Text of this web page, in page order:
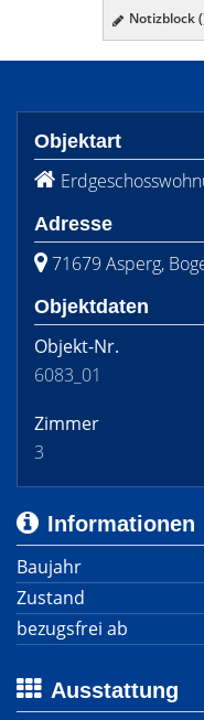
Notizblock (
Objektart
Adresse
71679 Asperg,
Objektdaten
Objekt-Nr.
6083_01
Zimmer
3
Informationen
Baujahr
Zustand
bezugsfrei ab
Ausstattung